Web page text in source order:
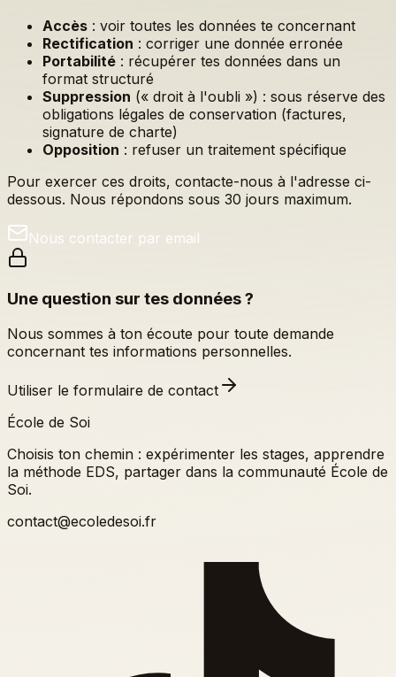
Accès : voir toutes les données te concernant
Rectification : corriger une donnée erronée
Portabilité : récupérer tes données dans un
format structuré
Suppression (« droit à l'oubli ») : sous réserve des
obligations légales de conservation (factures,
signature de charte)
Opposition : refuser un traitement spécifique
Pour exercer ces droits, contacte-nous à l'adresse ci-
dessous. Nous répondons sous 30 jours maximum.
Nous contacter par email
Une question sur tes données ?
Nous sommes à ton écoute pour toute demande
concernant tes informations personnelles.
Utiliser le formulaire de contact
École de Soi
Choisis ton chemin : expérimenter les stages, apprendre
la méthode EDS, partager dans la communauté École de
Soi.
contact@ecoledesoi.fr